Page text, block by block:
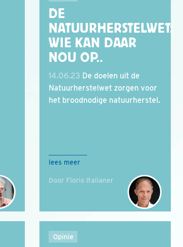
DE
NATUURHERSTELWET:
WIE KAN DAAR
NOU OP..
14.06.23 De doelen uit de
Natuurherstelwet zorgen voor
het broodnodige natuurherstel.
lees meer
Door Floris Italianer
Opinie